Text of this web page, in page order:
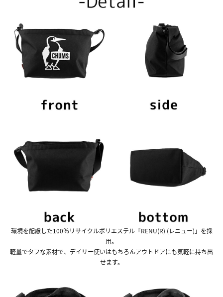
環境を配慮した100％リサイクルポリエステル「RENU(R) (レニュー)」を採
用。
軽量でタフな素材で、デイリー使いはもちろんアウトドアにも気軽に持ち出
せます。